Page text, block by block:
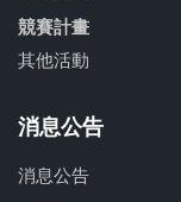
競賽計畫
其他活動
消息公告
消息公告